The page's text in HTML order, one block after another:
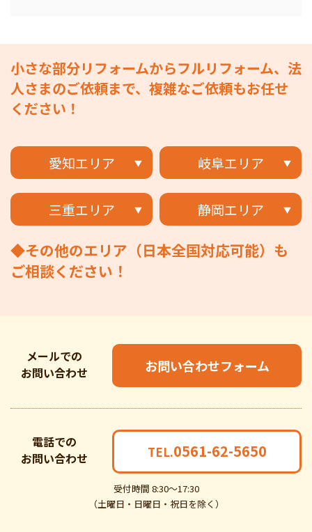
小さな部分リフォームからフルリフォーム、法
人さまのご依頼まで、複雑なご依頼もお任せ
ください！
愛知エリア 岐阜エリア
三重エリア 静岡エリア
◆その他のエリア（日本全国対応可能）も
ご相談ください！
メールでの
お問い合わせ
お問い合わせフォーム
電話での
お問い合わせ
受付時間 8:30～17:30
（土曜日・日曜日・祝日を除く）
TEL.0561-62-5650